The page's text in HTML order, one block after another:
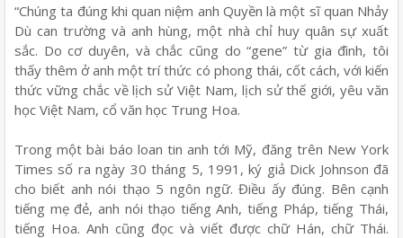
“Chúng ta đúng khi quan niệm anh Quyền là một sĩ quan Nhảy
Dù can trường và anh hùng, một nhà chỉ huy quân sự xuất
sắc. Do cơ duyên, và chắc cũng do “gene” từ gia đình, tôi
thấy thêm ở anh một trí thức có phong thái, cốt cách, với kiến
thức vững chắc về lịch sử Việt Nam, lịch sử thế giới, yêu văn
học Việt Nam, cổ văn học Trung Hoa.
Trong một bài báo loan tin anh tới Mỹ, đăng trên New York
Times số ra ngày 30 tháng 5, 1991, ký giả Dick Johnson đã
cho biết anh nói thạo 5 ngôn ngữ. Điều ấy đúng. Bên cạnh
tiếng mẹ đẻ, anh nói thạo tiếng Anh, tiếng Pháp, tiếng Thái,
tiếng Hoa. Anh cũng đọc và viết được chữ Hán, chữ Thái.